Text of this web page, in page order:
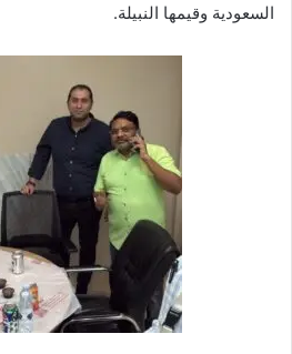
السعودية وقيمها النبيلة.